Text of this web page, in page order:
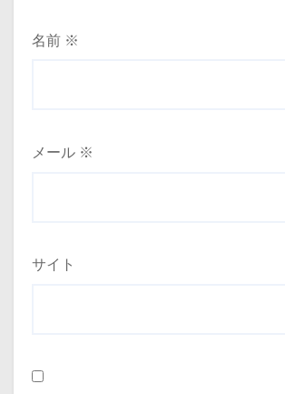
名前 ※
メール ※
サイト